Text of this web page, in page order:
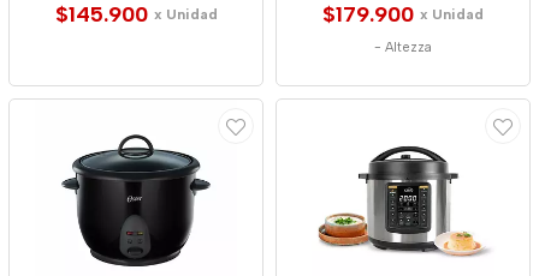
$145.900 x Unidad $179.900 x Unidad
- Altezza